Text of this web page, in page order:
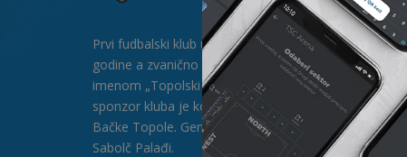
Prvi fudbalski klub u Bačkoj Topoli formiran je 1912.
godine a zvanično postoji od 1913. godine pod
imenom „Topolski Sportski Club" (TSC). Generalni
sponzor kluba je kompanija „SAT-TRAKT” DOO iz
Bačke Topole. Generalni direktor kluba je gospodin
Sabolč Palađi.